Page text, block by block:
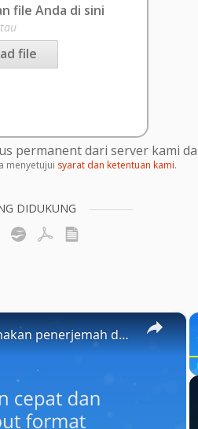
file Anda di sini
file
permanent dari server kami
menyetujui syarat dan ketentuan kami.
DIDUKUNG
×
Doc Translator: Bagaimana cara menggunakan penerjemah dokumen?